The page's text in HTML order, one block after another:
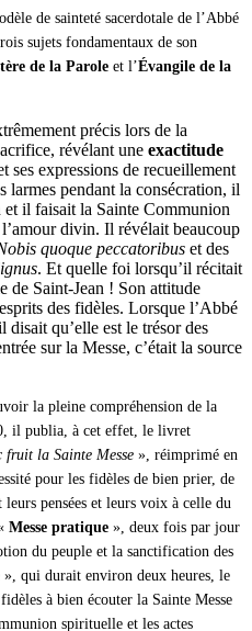
de sainteté sacerdotale de l’Abbé
sujets fondamentaux de son
de la Parole et l’Évangile de la
précis lors de la
révélant une exactitude
ses expressions de recueillement
larmes pendant la consécration, il
il faisait la Sainte Communion
divin. Il révélait beaucoup
quoque peccatoribus et des
. Et quelle foi lorsqu’il récitait
de Saint-Jean ! Son attitude
des fidèles. Lorsque l’Abbé
disait qu’elle est le trésor des
sur la Messe, c’était la source
la pleine compréhension de la
il publia, à cet effet, le livret
fruit la Sainte Messe », réimprimé en
pour les fidèles de bien prier, de
pensées et leurs voix à celle du
Messe pratique », deux fois par jour
du peuple et la sanctification des
», qui durait environ deux heures, le
à bien écouter la Sainte Messe
spirituelle et les actes